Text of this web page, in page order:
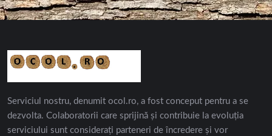
Serviciul nostru, denumit ocol.ro, a fost conceput pentru a se
dezvolta. Colaboratorii care sprijină și contribuie la evoluția
serviciului sunt considerați parteneri de încredere și vor